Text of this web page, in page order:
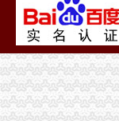
51La